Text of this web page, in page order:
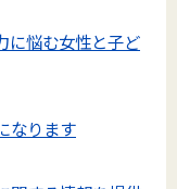
に悩む女性と子ど
なります